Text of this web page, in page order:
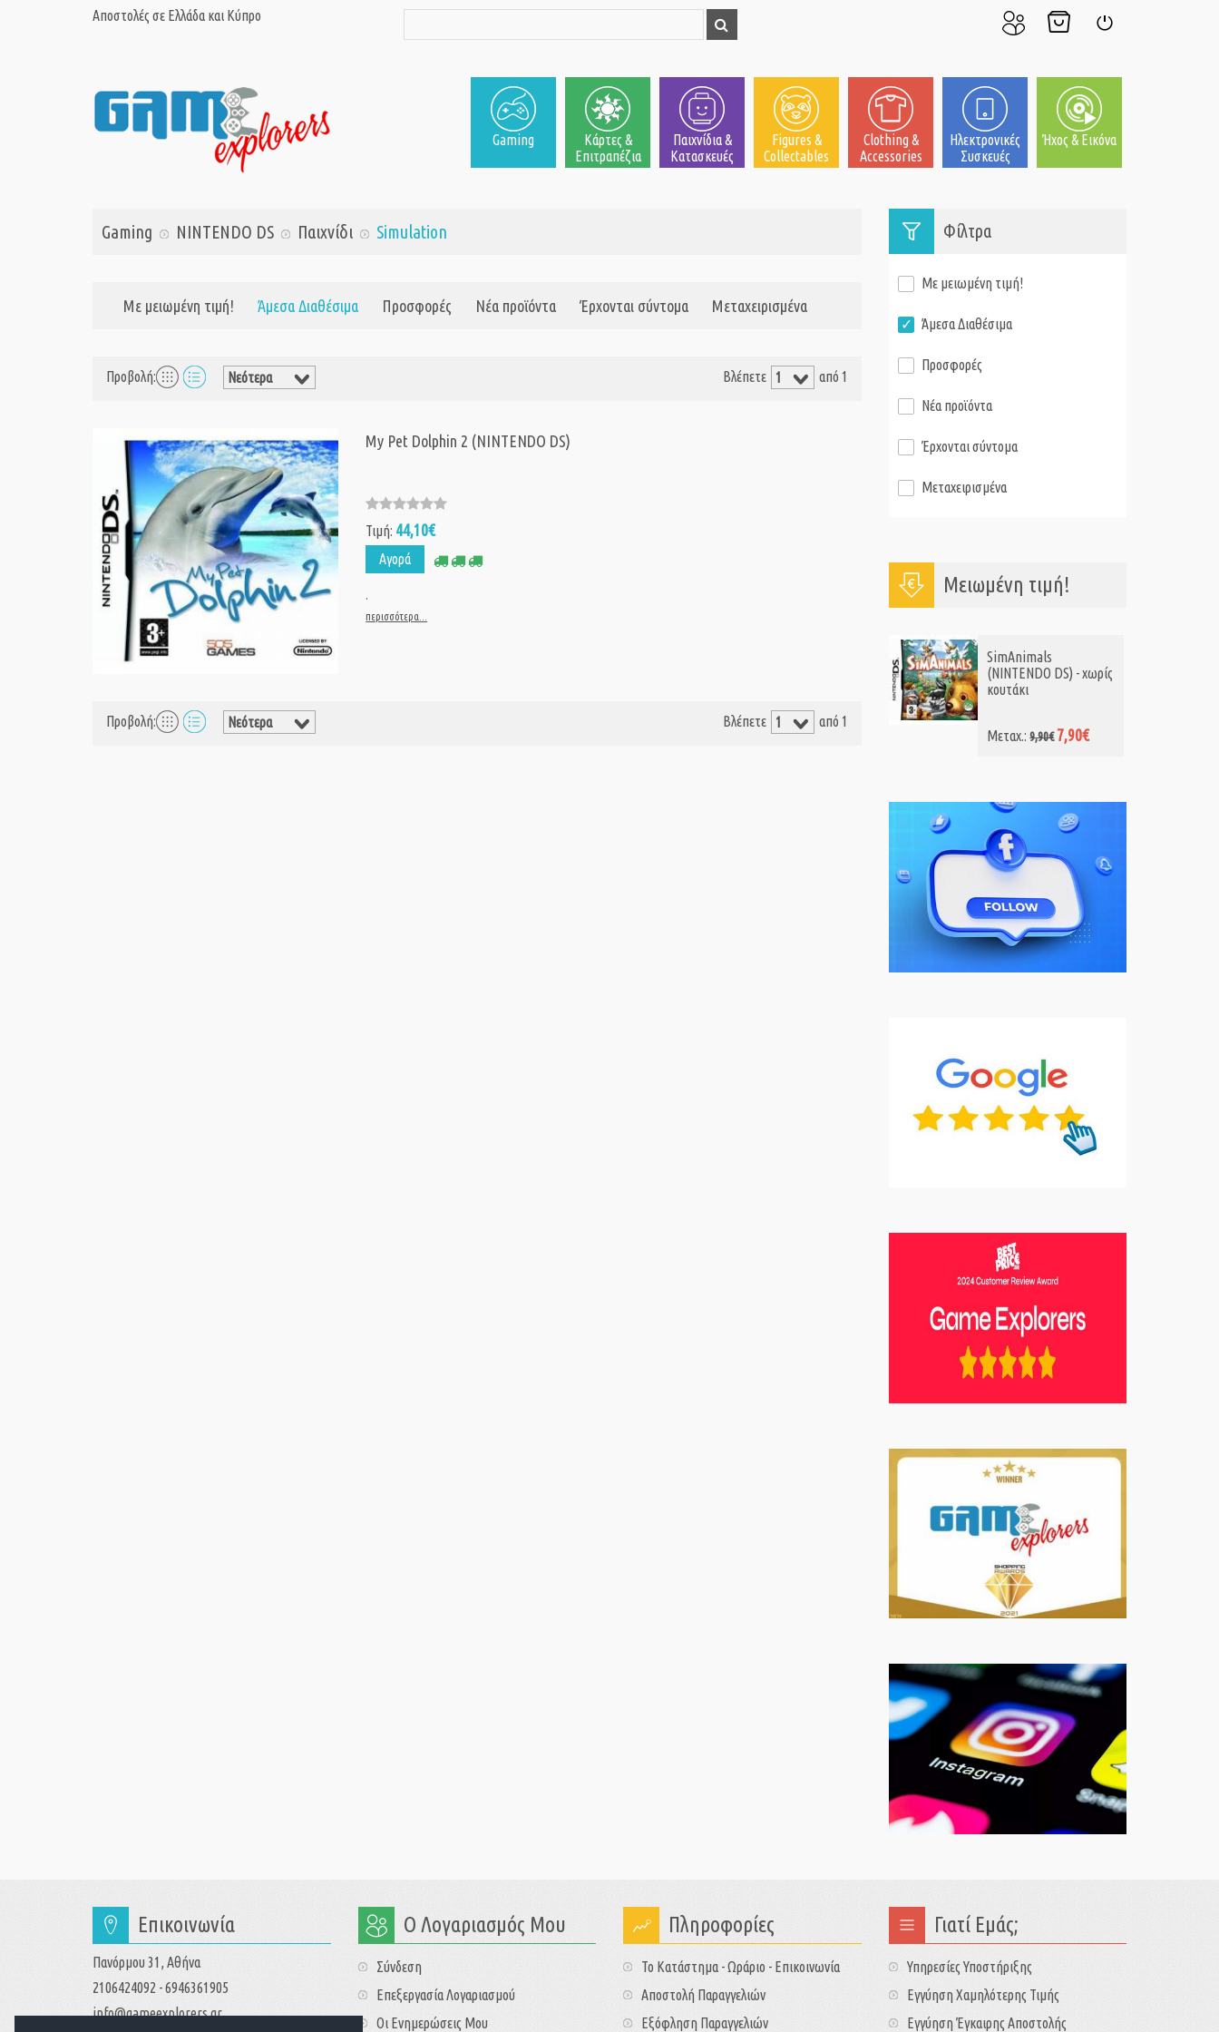
Αποστολές σε Ελλάδα και Κύπρο
μου
Gaming
Κάρτες &
Επιτραπέζια
Παιχνίδια &
Κατασκευές
Figures &
Collectables
Clothing &
Accessories
Ηλεκτρονικές
Συσκευές
Ήχος & Εικόνα
Gaming NINTENDO DS Παιχνίδι Simulation
Με μειωμένη τιμή! Άμεσα Διαθέσιμα Προσφορές Νέα προϊόντα Έρχονται σύντομα Μεταχειρισμένα
Προβολή: Βλέπετε από 1
My Pet Dolphin 2 (NINTENDO DS)
Τιμή: 44,10€
Αγορά
.
περισσότερα...
Προβολή: Βλέπετε από 1
Φίλτρα
Με μειωμένη τιμή!
Άμεσα Διαθέσιμα
Προσφορές
Νέα προϊόντα
Έρχονται σύντομα
Μεταχειρισμένα
Μειωμένη τιμή!
SimAnimals
(NINTENDO DS) - χωρίς
κουτάκι
Μεταχ.:9,90€ 7,90€
Επικοινωνία
Πανόρμου 31, Αθήνα
2106424092 - 6946361905
info@gameexplorers.gr
Ο Λογαριασμός Μου
Σύνδεση
Επεξεργασία Λογαριασμού
Οι Ενημερώσεις Μου
Πληροφορίες
Το Κατάστημα - Ωράριο - Επικοινωνία
Αποστολή Παραγγελιών
Εξόφληση Παραγγελιών
Γιατί Εμάς;
Υπηρεσίες Υποστήριξης
Εγγύηση Χαμηλότερης Τιμής
Εγγύηση Έγκαιρης Αποστολής